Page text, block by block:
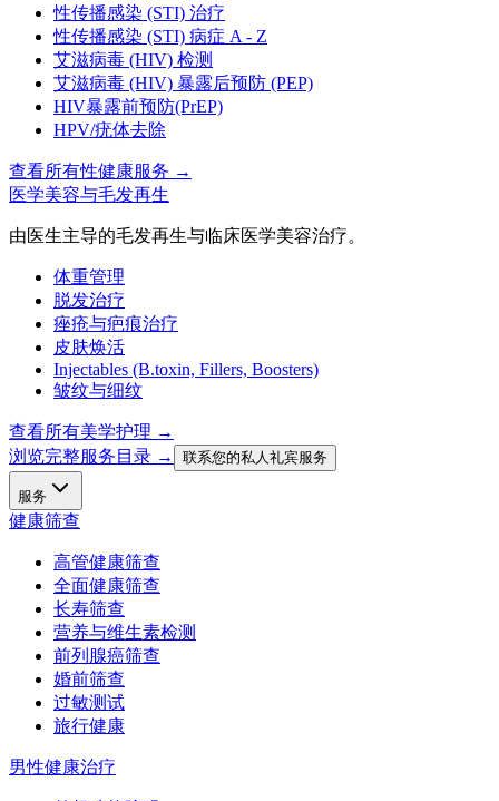
性传播感染 (STI) 治疗
性传播感染 (STI) 病症 A - Z
艾滋病毒 (HIV) 检测
艾滋病毒 (HIV) 暴露后预防 (PEP)
HIV暴露前预防(PrEP)
HPV/疣体去除
查看所有性健康服务 →
医学美容与毛发再生
由医生主导的毛发再生与临床医学美容治疗。
体重管理
脱发治疗
痤疮与疤痕治疗
皮肤焕活
Injectables (B.toxin, Fillers, Boosters)
皱纹与细纹
查看所有美学护理 →
浏览完整服务目录 →
联系您的私人礼宾服务
服务
健康筛查
高管健康筛查
全面健康筛查
长寿筛查
营养与维生素检测
前列腺癌筛查
婚前筛查
过敏测试
旅行健康
男性健康治疗